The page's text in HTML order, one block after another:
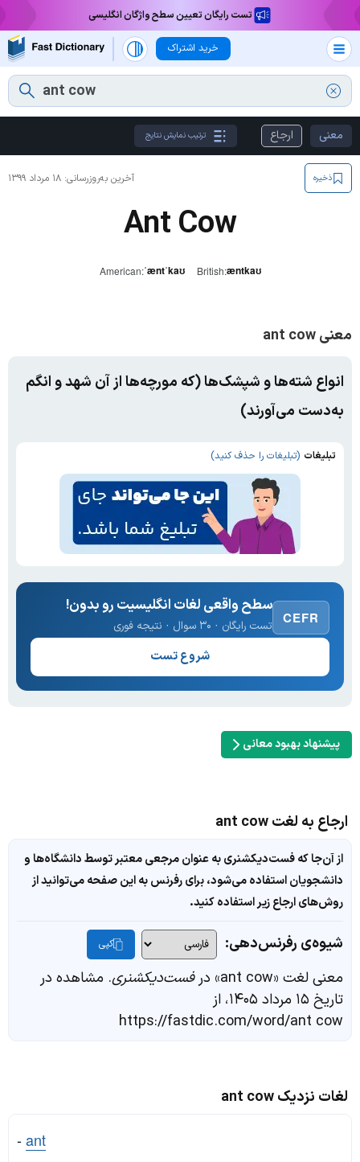
تست رایگان تعیین سطح واژگان انگلیسی
خرید اشتراک
معنی ارجاع ترتیب نمایش نتایج
آخرین به‌روزرسانی: ۱۸ مرداد ۱۳۹۹ ذخیره
Ant Cow
American:ˈæntˈkaʊ British:æntkaʊ
معنی ant cow
انواع شته‌ها و شپشک‌ها (که مورچه‌ها از آن شهد و انگم
به‌دست می‌آورند)
تبلیغات (تبلیغات را حذف کنید)
CEFR
سطح واقعی لغات انگلیسیت رو بدون!
تست رایگان · ۳۰ سوال · نتیجه فوری
شروع تست
پیشنهاد بهبود معانی
ارجاع به لغت ant cow
از آن‌جا که فست‌دیکشنری به عنوان مرجعی معتبر توسط دانشگاه‌ها و
دانشجویان استفاده می‌شود، برای رفرنس به این صفحه می‌توانید از
روش‌های ارجاع زیر استفاده کنید.
شیوه‌ی رفرنس‌دهی: کپی
معنی لغت «ant cow» در فست‌دیکشنری. مشاهده در
تاریخ ۱۵ مرداد ۱۴۰۵، از
https://fastdic.com/word/ant cow
لغات نزدیک ant cow
-ant